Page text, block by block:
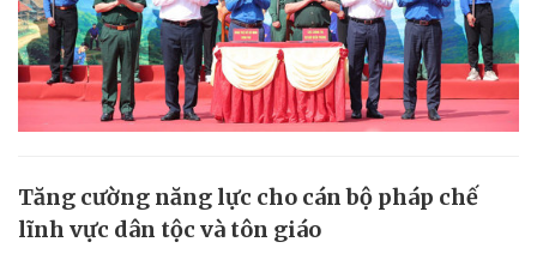
Tăng cường năng lực cho cán bộ pháp chế
lĩnh vực dân tộc và tôn giáo